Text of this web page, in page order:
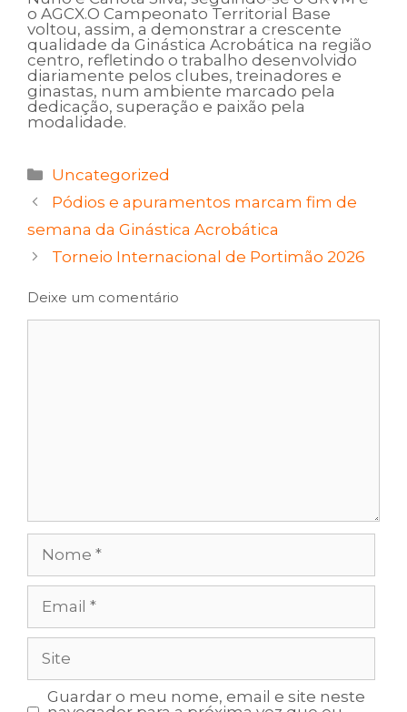
o AGCX.O Campeonato Territorial Base
voltou, assim, a demonstrar a crescente
qualidade da Ginástica Acrobática na região
centro, refletindo o trabalho desenvolvido
diariamente pelos clubes, treinadores e
ginastas, num ambiente marcado pela
dedicação, superação e paixão pela
modalidade.
Categorias
Uncategorized
Pódios e apuramentos marcam fim de
semana da Ginástica Acrobática
Torneio Internacional de Portimão 2026
Deixe um comentário
Comentário
Nome
Email
Site
Guardar o meu nome, email e site neste